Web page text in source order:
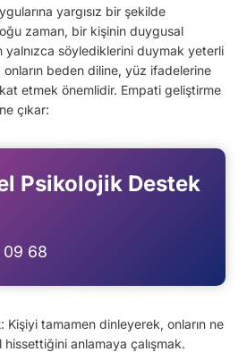
yargısız bir şekilde
zaman, bir kişinin duygusal
yalnızca söylediklerini duymak yeterli
beden diline, yüz ifadelerine
etmek önemlidir. Empati geliştirme
çıkar:
Psikolojik Destek
09 68
: Kişiyi tamamen dinleyerek, onların ne
hissettiğini anlamaya çalışmak.